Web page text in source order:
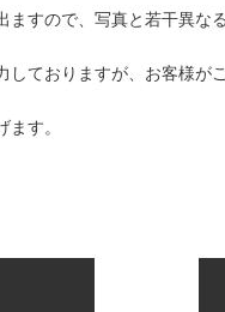
すので、写真と若干異な
しておりますが、お客様
す。